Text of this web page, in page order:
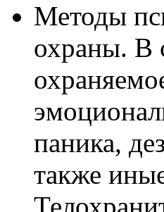
Методы
охраны. В
паника,
также